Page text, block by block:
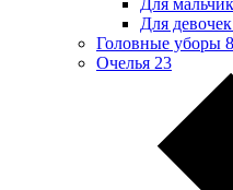
Для
Для девочек
Головные уборы 8
Очелья 23